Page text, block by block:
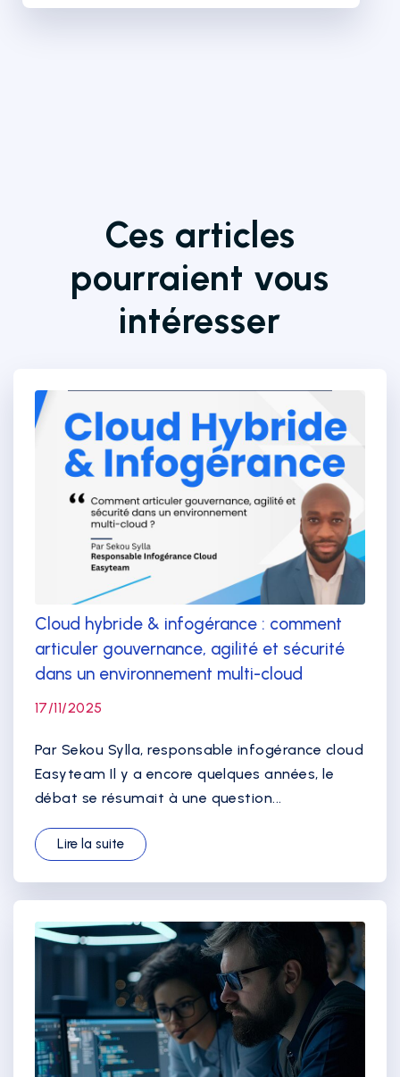
Ces articles
pourraient vous
intéresser
Cloud hybride & infogérance : comment
articuler gouvernance, agilité et sécurité
dans un environnement multi-cloud
17/11/2025
Par Sekou Sylla, responsable infogérance cloud
Easyteam Il y a encore quelques années, le
débat se résumait à une question...
Lire la suite